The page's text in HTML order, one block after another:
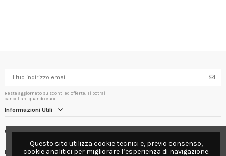
Resta aggiornato su sconti ed offerte. Ti potrai
cancellare quando vuoi.
Informazioni Utili
Contact us
Follow us
Questo sito utilizza cookie tecnici e, previo consenso,
cookie analitici per migliorare l’esperienza di navigazione.